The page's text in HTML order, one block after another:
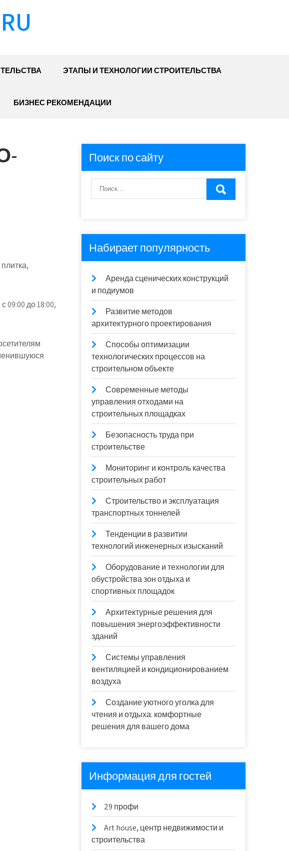
ЭТАПЫ И ТЕХНОЛОГИИ СТРОИТЕЛЬСТВА
БИЗНЕС РЕКОМЕНДАЦИИ
09:00 до 18:00,
Поиск по сайту
Набирает популярность
Аренда сценических конструкций
и подиумов
Развитие методов
архитектурного проектирования
Способы оптимизации
технологических процессов на
строительном объекте
Современные методы
управления отходами на
строительных площадках
Безопасность труда при
строительстве
Мониторинг и контроль качества
строительных работ
Строительство и эксплуатация
транспортных тоннелей
Тенденции в развитии
технологий инженерных изысканий
Оборудование и технологии для
обустройства зон отдыха и
спортивных площадок
Архитектурные решения для
повышения энергоэффективности
зданий
Системы управления
вентиляцией и кондиционированием
воздуха
Создание уютного уголка для
чтения и отдыха: комфортные
решения для вашего дома
Информация для гостей
29 профи
Art house, центр недвижимости и
строительства